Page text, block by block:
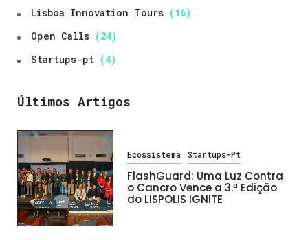
Lisboa Innovation Tours (16)
Open Calls (24)
Startups-pt (4)
Últimos Artigos
Ecossistema Startups-Pt
FlashGuard: Uma Luz Contra
o Cancro Vence a 3.ª Edição
do LISPOLIS IGNITE